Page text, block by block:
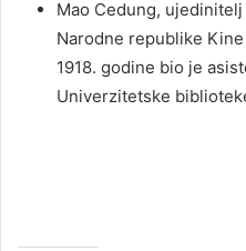
Mao Cedung,
Narodne republike
1918. godine bio je
Univerzitetske